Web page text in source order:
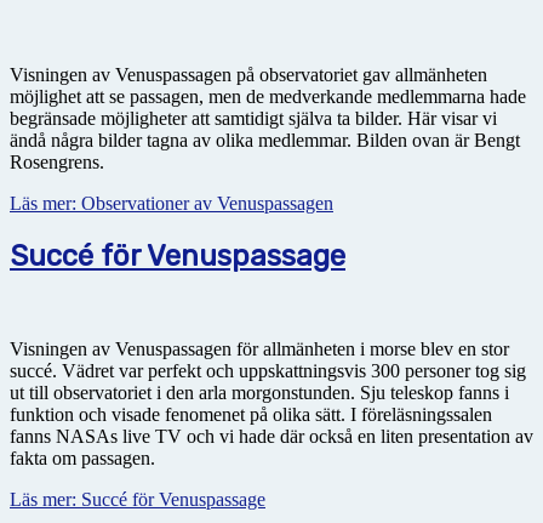
Visningen av Venuspassagen på observatoriet gav allmänheten
möjlighet att se passagen, men de medverkande medlemmarna hade
begränsade möjligheter att samtidigt själva ta bilder. Här visar vi
ändå några bilder tagna av olika medlemmar. Bilden ovan är Bengt
Rosengrens.
Läs mer: Observationer av Venuspassagen
Succé för Venuspassage
Visningen av Venuspassagen för allmänheten i morse blev en stor
succé. Vädret var perfekt och uppskattningsvis 300 personer tog sig
ut till observatoriet i den arla morgonstunden. Sju teleskop fanns i
funktion och visade fenomenet på olika sätt. I föreläsningssalen
fanns NASAs live TV och vi hade där också en liten presentation av
fakta om passagen.
Läs mer: Succé för Venuspassage